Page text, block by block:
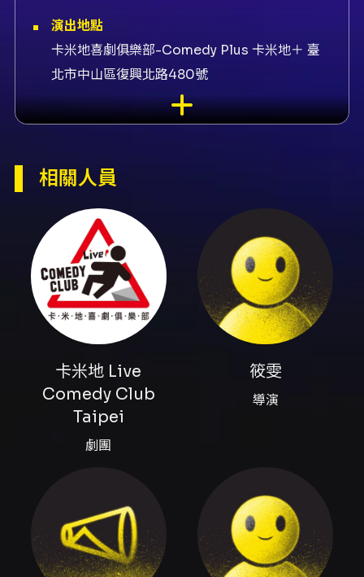
演出地點
卡米地喜劇俱樂部-Comedy Plus 卡米地＋ 臺
北市中山區復興北路480號
演出團隊
文、演出者謙德、攝影Koukos Yang
內容簡介
拍檔即興—第5號即興劇作品
【曾奇妙偵探社】
《正 · 式 · 開 · 賣》
一宗陳年舊案，讓五位徵信界老手，陰錯陽差踏
上追兇之旅。
五花八門的即興推理，神來一筆的靈感爆發！
到底是情殺？仇殺？還是狼人殺？沒有人知道答
==========
《曾奇妙偵探社》
相關人員
卡米地 Live
Comedy Club
Taipei
劇團
筱雯
導演